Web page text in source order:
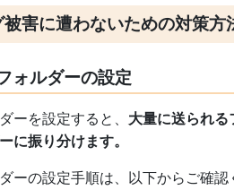
害に遭わないための対策方
ォルダーの設定
ーを設定すると、 大量に送られ
に振り分けます。
ーの設定手順は、以下からご確認